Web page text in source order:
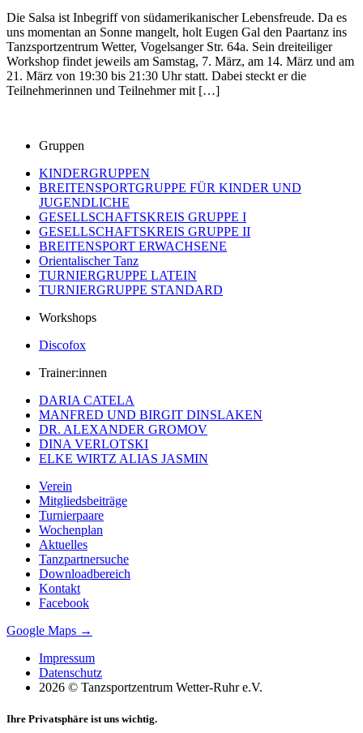
Die Salsa ist Inbegriff von südamerikanischer Lebensfreude. Da es
uns momentan an Sonne mangelt, holt Eugen Gal den Paartanz ins
Tanzsportzentrum Wetter, Vogelsanger Str. 64a. Sein dreiteiliger
Workshop findet jeweils am Samstag, 7. März, am 14. März und am
21. März von 19:30 bis 21:30 Uhr statt. Dabei steckt er die
Teilnehmerinnen und Teilnehmer mit […]
Gruppen
KINDERGRUPPEN
BREITENSPORTGRUPPE FÜR KINDER UND
JUGENDLICHE
GESELLSCHAFTSKREIS GRUPPE I
GESELLSCHAFTSKREIS GRUPPE II
BREITENSPORT ERWACHSENE
Orientalischer Tanz
TURNIERGRUPPE LATEIN
TURNIERGRUPPE STANDARD
Workshops
Discofox
Trainer:innen
DARIA CATELA
MANFRED UND BIRGIT DINSLAKEN
DR. ALEXANDER GROMOV
DINA VERLOTSKI
ELKE WIRTZ ALIAS JASMIN
Verein
Mitgliedsbeiträge
Turnierpaare
Wochenplan
Aktuelles
Tanzpartnersuche
Downloadbereich
Kontakt
Facebook
Google Maps →
Impressum
Datenschutz
2026 © Tanzsportzentrum Wetter-Ruhr e.V.
Ihre Privatsphäre ist uns wichtig.